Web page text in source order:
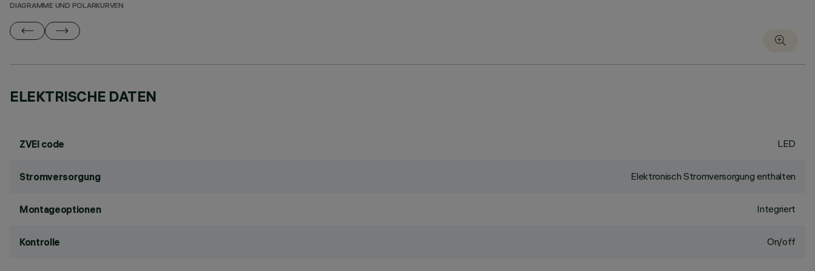
DIAGRAMME UND POLARKURVEN
ELEKTRISCHE DATEN
ZVEI code LED
Stromversorgung Elektronisch Stromversorgung enthalten
Montageoptionen Integriert
Kontrolle On/off